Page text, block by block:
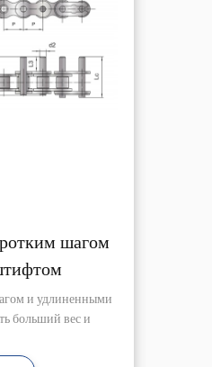
шагом Цепь с
цепь с приспособлением.
конвейерной цеп...